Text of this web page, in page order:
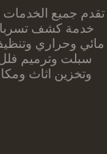
تقدم جميع الخدمات
خدمة كشف
مائي وحراري
سبلت وترميم
وتخزين اثاث